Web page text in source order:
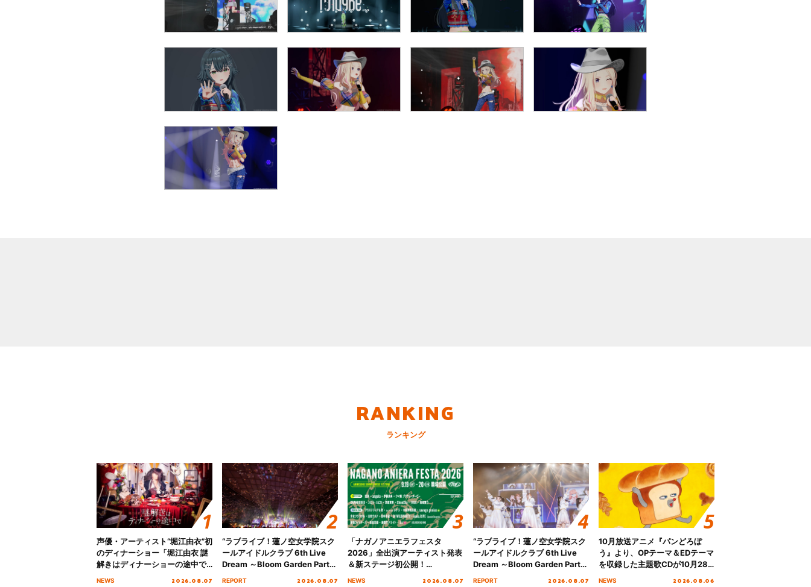
RANKING
ランキング
声優・アーティスト“堀江由衣”初
のディナーショー「堀江由衣 謎
解きはディナーショーの途中で
2026」キービジュアル＆グッズ
NEWS 2026.08.07
“ラブライブ！蓮ノ空女学院スク
ールアイドルクラブ 6th Live
Dream ～Bloom Garden Party
～ ＜Bloom Garden Party
REPORT 2026.08.07
「ナガノアニエラフェスタ
2026」全出演アーティスト発表
＆新ステージ初公開！
GEARMANIAの参戦も決定し、
NEWS 2026.08.07
“ラブライブ！蓮ノ空女学院スク
ールアイドルクラブ 6th Live
Dream ～Bloom Garden Party
～ ＜Bloom Garden Party
REPORT 2026.08.07
10月放送アニメ『パンどろぼ
う』より、OPテーマ＆EDテーマ
を収録した主題歌CDが10月28
日にリリース決定！
NEWS 2026.08.06